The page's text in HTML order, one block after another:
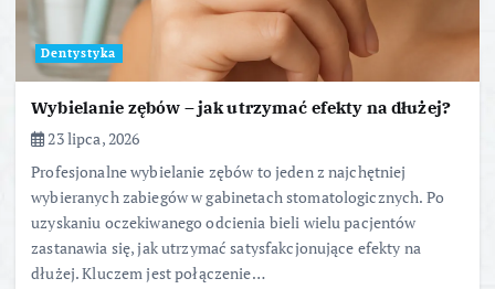
Dentystyka
Wybielanie zębów – jak utrzymać efekty na dłużej?
23 lipca, 2026
Profesjonalne wybielanie zębów to jeden z najchętniej
wybieranych zabiegów w gabinetach stomatologicznych. Po
uzyskaniu oczekiwanego odcienia bieli wielu pacjentów
zastanawia się, jak utrzymać satysfakcjonujące efekty na
dłużej. Kluczem jest połączenie…